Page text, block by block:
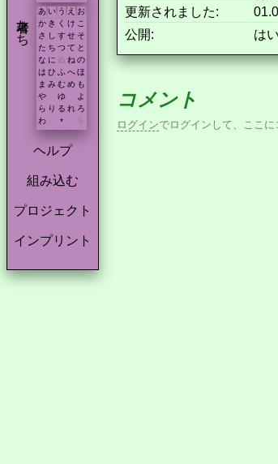
著者たち あ い う え お
か き く け こ
さ
し す せ そ
た ち つ て と
な に ぬ ね の
は ひ ふ へ ほ
ま み む め も
や
ゆ
よ
ら り る れ ろ
わ
* を
ヘルプ
組み込む
プロジェクト
インプリント
更新されました:
公開:
はい
コメント
ログインでログインして、ここに